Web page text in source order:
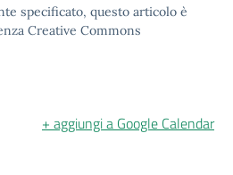
specificato, questo articolo è
Creative Commons
+ aggiungi a Google Calendar